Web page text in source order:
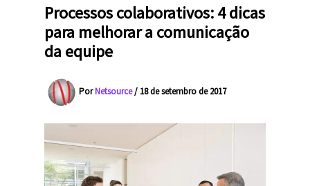
Processos colaborativos: 4 dicas
para melhorar a comunicação
da equipe
PorNetsource/ 18 de setembro de 2017